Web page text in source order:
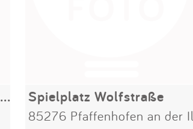
Spielplatz Wannerspergerstraße Spielplatz Wolfstraße
85276 Pfaffenhofen an der